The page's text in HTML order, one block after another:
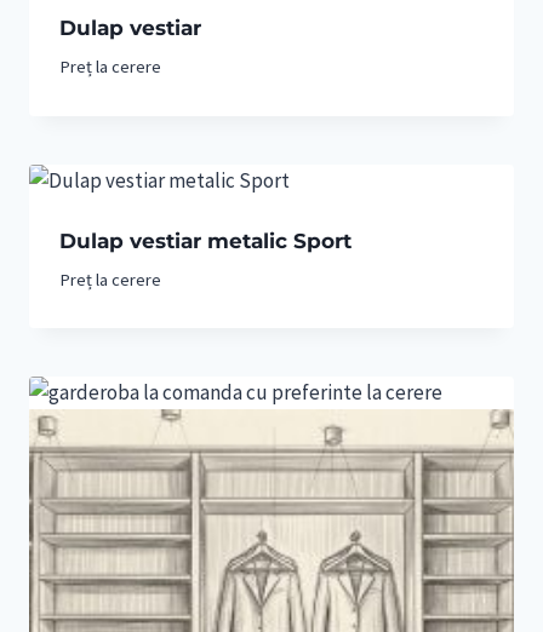
Dulap vestiar
Preț la cerere
Dulap vestiar metalic Sport
Preț la cerere